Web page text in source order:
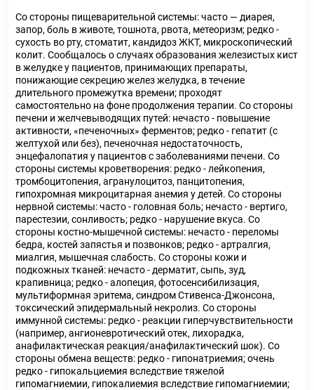
Со стороны пищеварительной системы: часто — диарея,
запор, боль в животе, тошнота, рвота, метеоризм; редко -
сухость во рту, стоматит, кандидоз ЖКТ, микроскопический
колит. Сообщалось о случаях образования железистых кист
в желудке у пациентов, принимающих препараты,
понижающие секрецию желез желудка, в течение
длительного промежутка времени; проходят
самостоятельно на фоне продолжения терапии. Со стороны
печени и желчевыводящих путей: нечасто - повышение
активности, «печеночных» ферментов; редко - гепатит (с
желтухой или без), печеночная недостаточность,
энцефалопатия у пациентов с заболеваниями печени. Со
стороны системы кроветворения: редко - лейкопения,
тромбоцитопения, агранулоцитоз, панцитопения,
гипохромная микроцитарная анемия у детей. Со стороны
нервной системы: часто - головная боль; нечасто - вертиго,
парестезии, сонливость; редко - нарушение вкуса. Со
стороны костно-мышечной системы: нечасто - переломы
бедра, костей запястья и позвонков; редко - артралгия,
миалгия, мышечная слабость. Со стороны кожи и
подкожных тканей: нечасто - дерматит, сыпь, зуд,
крапивница; редко - алопеция, фотосенсибилизация,
мультиформная эритема, синдром Стивенса-Джонсона,
токсический эпидермальный некролиз. Со стороны
иммунной системы: редко - реакции гиперчувствительности
(например, ангионевротический отек, лихорадка,
анафилактическая реакция/анафилактический шок). Со
стороны обмена веществ: редко - гипонатриемия; очень
редко - гипокальциемия вследствие тяжелой
гипомагниемии, гипокалиемия вследствие гипомагниемии;